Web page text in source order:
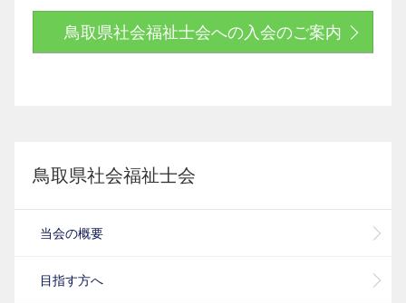
鳥取県社会福祉士会への入会のご案内
鳥取県社会福祉士会
当会の概要
目指す方へ